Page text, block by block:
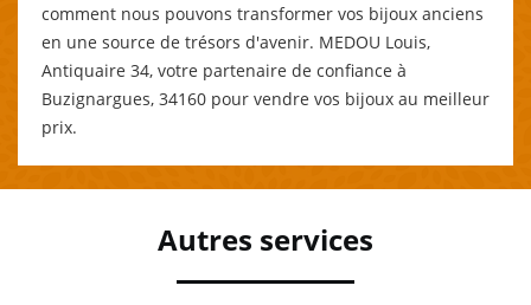
comment nous pouvons transformer vos bijoux anciens
en une source de trésors d'avenir. MEDOU Louis,
Antiquaire 34, votre partenaire de confiance à
Buzignargues, 34160 pour vendre vos bijoux au meilleur
prix.
Autres services